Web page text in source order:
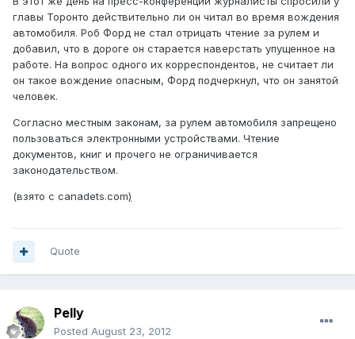
главы Торонто действительно ли он читал во время вождения
автомобиля. Роб Форд не стал отрицать чтение за рулем и
добавил, что в дороге он старается наверстать упущенное на
работе. На вопрос одного их корреспондентов, не считает ли
он такое вождение опасным, Форд подчеркнул, что он занятой
человек.
Согласно местным законам, за рулем автомобиля запрещено
пользоваться электронными устройствами. Чтение
документов, книг и прочего не ограничивается
законодательством.
(взято с canadets.com)
Quote
Pelly
Posted August 23, 2012